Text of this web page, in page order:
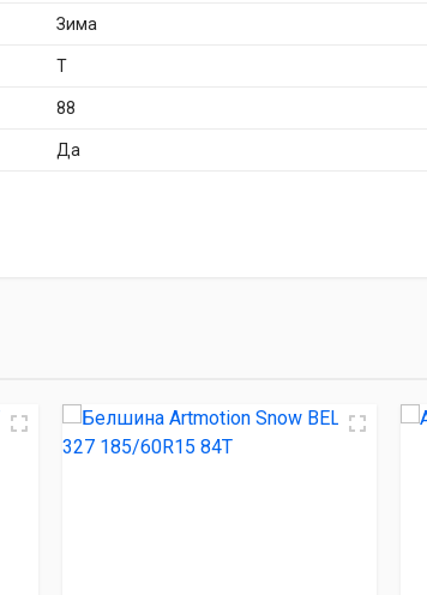
Зима
T
88
Да
Atlander SNOW55 185/60R15 84H